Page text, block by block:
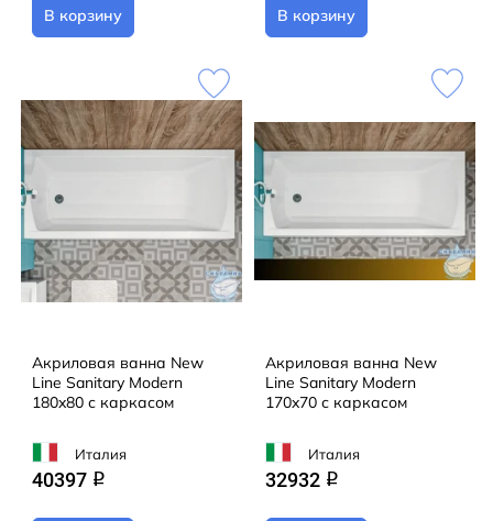
В корзину В корзину
Акриловая ванна New
Line Sanitary Modern
180x80 с каркасом
Италия
40397 q
Акриловая ванна New
Line Sanitary Modern
170x70 с каркасом
Италия
32932 q